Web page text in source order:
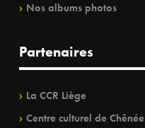
Nos albums photos
Partenaires
La CCR Liège
Centre culturel de Chênée